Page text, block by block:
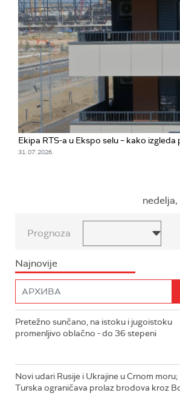
Ekipa RTS-a u Ekspo selu – kako
31. 07. 2026.
Prognoza
Najnovije
Pretežno sunčano, na istoku i jugoistoku
promenljivo oblačno - do 36 stepeni
Novi udari Rusije i Ukrajine u Crnom moru;
Turska ograničava prolaz brodova kroz